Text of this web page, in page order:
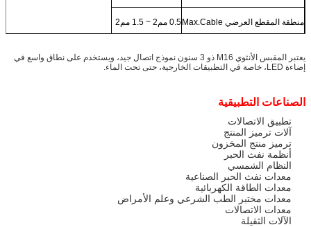
منطقة المقطع العرضي Max.Cable 0.5 مم2 ~ 1.5 مم2
يعتبر المقبس الأنثوي M16 ذو 3 سنون نموذج اتصال جيد، ويستخدم على نطاق واسع في
إضاءة LED، خاصة في التطبيقات الخارجية، حتى تحت الماء.
الصناعات التطبيقية
تطبيق الاتصالات
آلات ترميز المنتج
ترميز منتج المخزون
أنظمة نفث الحبر
النظام الشمسي
معدات نفث الحبر الصناعية
معدات الطاقة الكهربائية
معدات مختبر الطب الشرعي وعلم الأمراض
معدات الاتصالات
الآلات الثقيلة